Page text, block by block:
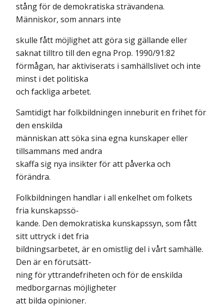
stång för de demokratiska strävandena.
Människor, som annars inte
skulle fått möjlighet att göra sig gällande eller
saknat tilltro till den egna Prop. 1990/91:82
förmågan, har aktiviserats i samhällslivet och inte
minst i det politiska
och fackliga arbetet.
Samtidigt har folkbildningen inneburit en frihet för
den enskilda
människan att söka sina egna kunskaper eller
tillsammans med andra
skaffa sig nya insikter för att påverka och
förändra.
Folkbildningen handlar i all enkelhet om folkets
fria kunskapssö-
kande. Den demokratiska kunskapssyn, som fått
sitt uttryck i det fria
bildningsarbetet, är en omistlig del i vårt samhälle.
Den är en förutsätt-
ning för yttrandefriheten och för de enskilda
medborgarnas möjligheter
att bilda opinioner.